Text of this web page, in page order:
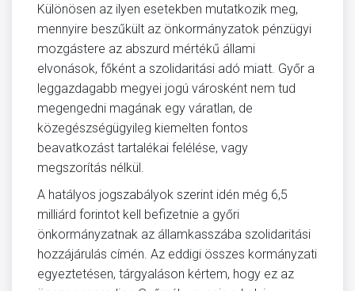
Különösen az ilyen esetekben mutatkozik meg,
mennyire beszűkült az önkormányzatok pénzügyi
mozgástere az abszurd mértékű állami
elvonások, főként a szolidaritási adó miatt. Győr a
leggazdagabb megyei jogú városként nem tud
megengedni magának egy váratlan, de
közegészségügyileg kiemelten fontos
beavatkozást tartalékai felélése, vagy
megszorítás nélkül.
A hatályos jogszabályok szerint idén még 6,5
milliárd forintot kell befizetnie a győri
önkormányzatnak az államkasszába szolidaritási
hozzájárulás címén. Az eddigi összes kormányzati
egyeztetésen, tárgyaláson kértem, hogy ez az